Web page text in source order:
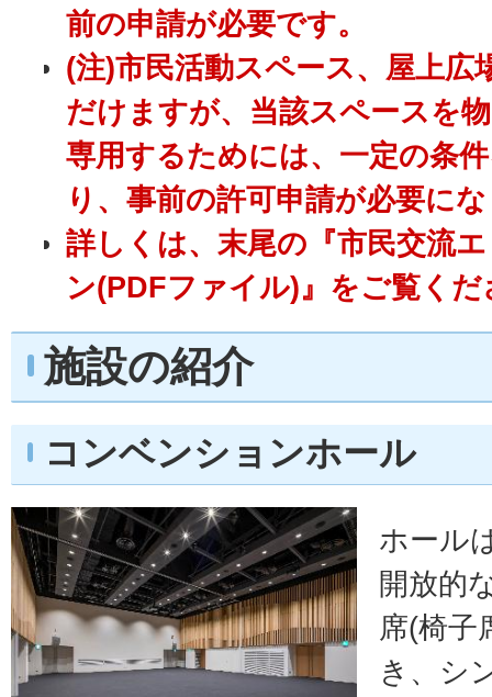
前の申請が必要です。
(注)市民活動スペース、屋上広
だけますが、 当該スペースを
専用するためには、一定の条
り、事前の許可申請が必要に
詳しくは、末尾の『市民交流
ン(PDFファイル)』をご覧くだ
施設の紹介
コンベンションホール
ホール
開放的
席(椅子
き、シ